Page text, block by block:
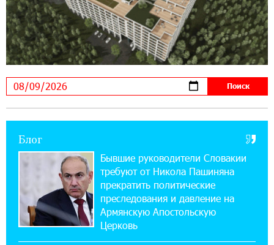
22:41:05 3-08-2026
Idram и IDBank - рядом со стартапами на
Seaside Startup Summit
10:12:55 3-08-2026
В мобильном приложении Юнибанка теперь
можно зарегистрироваться также с помощью
«Бесплатные бонусы в играх»: IDBank
предупреждает о кибератаках на школьников
11:21:15 31-07-2026
ЕАЭС со временем будет расширяться. Когда-
нибудь это поймёт и рядовой армянин, но
Блог
Бывшие руководители Словакии
требуют от Никола Пашиняна
прекратить политические
преследования и давление на
Армянскую Апостольскую
Церковь